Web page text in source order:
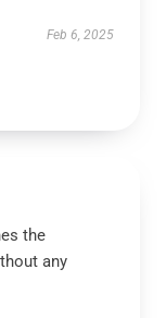
Feb 6, 2025
the
any